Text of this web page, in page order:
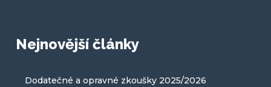
Nejnovější články
Dodatečné a opravné zkoušky 2025/2026